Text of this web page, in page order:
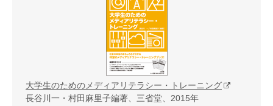
大学生のためのメディアリテラシー・トレーニング
長谷川一・村田麻里子編著、三省堂、2015年